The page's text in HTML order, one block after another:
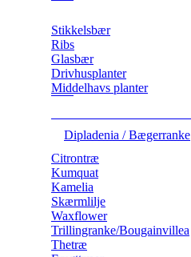
Stikkelsbær
Ribs
Glasbær
Drivhusplanter
Middelhavs planter
Dipladenia / Bægerranke
​Citrontræ
Kumquat
​Kamelia
Skærmlilje
Waxflower
​Trillingranke/Bougainvillea
Thetræ